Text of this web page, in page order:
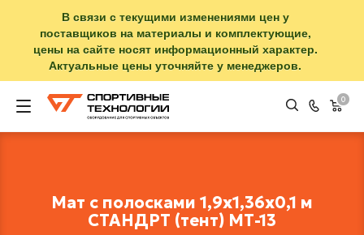
В связи с текущими изменениями цен у
поставщиков на материалы и комплектующие,
цены на сайте носят информационный характер.
Актуальные цены уточняйте у менеджеров.
0
Мат с полосками 1,9х1,36х0,1 м
СТАНДРТ (тент) МТ-13